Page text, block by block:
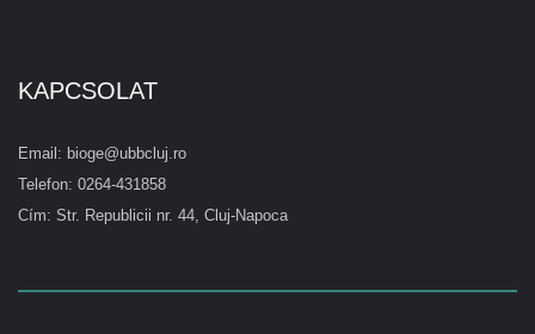
KAPCSOLAT
Email: bioge@ubbcluj.ro
Telefon: 0264-431858
Cím: Str. Republicii nr. 44, Cluj-Napoca